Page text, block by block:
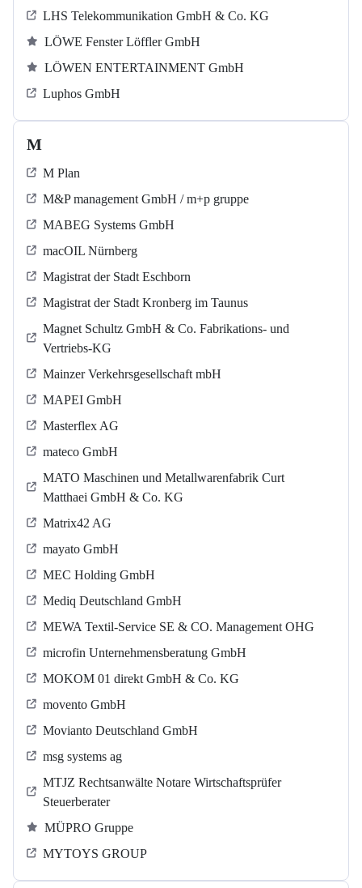
LHS Telekommunikation GmbH & Co. KG
LÖWE Fenster Löffler GmbH
LÖWEN ENTERTAINMENT GmbH
Luphos GmbH
M
M Plan
M&P management GmbH / m+p gruppe
MABEG Systems GmbH
macOIL Nürnberg
Magistrat der Stadt Eschborn
Magistrat der Stadt Kronberg im Taunus
Magnet Schultz GmbH & Co. Fabrikations- und
Vertriebs-KG
Mainzer Verkehrsgesellschaft mbH
MAPEI GmbH
Masterflex AG
mateco GmbH
MATO Maschinen und Metallwarenfabrik Curt
Matthaei GmbH & Co. KG
Matrix42 AG
mayato GmbH
MEC Holding GmbH
Mediq Deutschland GmbH
MEWA Textil-Service SE & CO. Management OHG
microfin Unternehmensberatung GmbH
MOKOM 01 direkt GmbH & Co. KG
movento GmbH
Movianto Deutschland GmbH
msg systems ag
MTJZ Rechtsanwälte Notare Wirtschaftsprüfer
Steuerberater
MÜPRO Gruppe
MYTOYS GROUP